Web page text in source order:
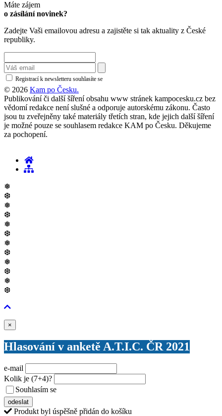
Máte zájem
o zásílání novinek?
Zadejte Vaši emailovou adresu a zajistěte si tak aktuality z České
republiky.
Registrací k newsletteru souhlasíte se
© 2026 Kam po Česku.
Publikování či další šíření obsahu www stránek kampocesku.cz bez
vědomí redakce není slušné a odporuje autorskému zákonu. Často
jsou tu zveřejněny také materiály třetích stran, kde jejich další šíření
je možné pouze se souhlasem redakce KAM po Česku. Děkujeme
za pochopení.
❅
❆
❅
❆
❅
❆
❅
❆
❅
❆
❅
❆
×
Hlasování v anketě A.T.I.C. ČR 2021
e-mail
Kolik je (7+4)?
Souhlasím se
odeslat
Produkt byl úspěšně přidán do košíku